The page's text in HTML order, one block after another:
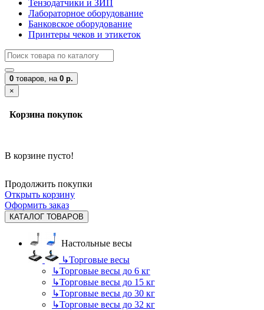
Тензодатчики и ЗИП
Лабораторное оборудование
Банковское оборудование
Принтеры чеков и этикеток
0 товаров, на 0 р.
×
Корзина покупок
В корзине пусто!
Продолжить покупки
Открыть корзину
Оформить заказ
КАТАЛОГ ТОВАРОВ
Настольные весы
↳Торговые весы
↳Торговые весы до 6 кг
↳Торговые весы до 15 кг
↳Торговые весы до 30 кг
↳Торговые весы до 32 кг